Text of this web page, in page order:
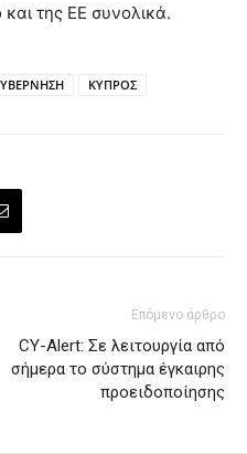
της ΕΕ συνολικά.
ΚΥΠΡΟΣ
Επόμενο άρθρο
CY-Alert: Σε λειτουργία από
σήμερα το σύστημα έγκαιρης
προειδοποίησης